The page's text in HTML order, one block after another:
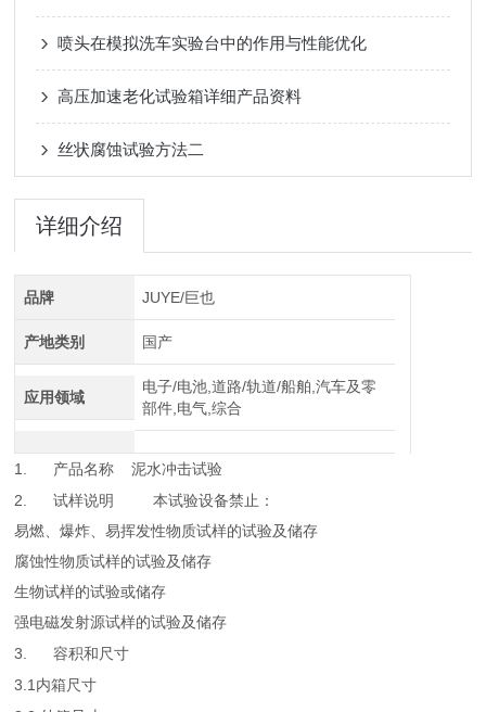
喷头在模拟洗车实验台中的作用与性能优化
高压加速老化试验箱详细产品资料
丝状腐蚀试验方法二
详细介绍
品牌 JUYE/巨也
产地类别 国产
应用领域
电子/电池,道路/轨道/船舶,汽车及零
部件,电气,综合
1. 产品名称
泥水冲击试验
2.
试样说明
本试验设备禁止：
易燃、爆炸、易挥发性物质试样的试验及储存
腐蚀性物质试样的试验及储存
生物试样的试验或储存
强电磁发射源试样的试验及储存
3. 容积和尺寸
3.1 内箱尺寸